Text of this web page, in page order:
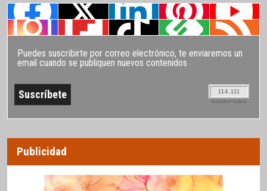
Puedes suscribirte por correo electrónico, te enviaremos un
email cuando se publiquen nuevos contenidos
114.111
SUSCRIPTORES
Publicidad